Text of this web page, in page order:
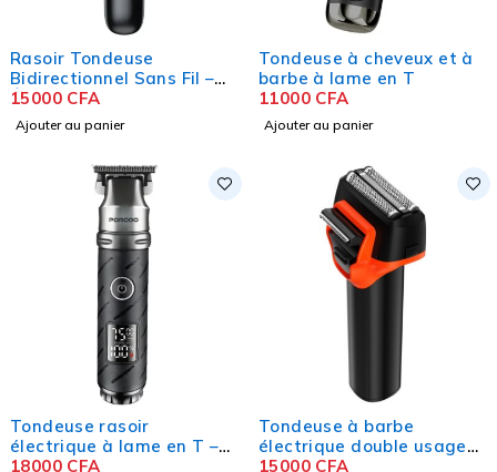
Rasoir Tondeuse
Bidirectionnel Sans Fil –
Étanche IPX7
15000 CFA
Ajouter au panier
Tondeuse à cheveux et à
barbe à lame en T
11000 CFA
Ajouter au panier
Tondeuse rasoir
électrique à lame en T –
Corps en alliage de zinc
18000 CFA
Tondeuse à barbe
électrique double usage
avec écran numérique
15000 CFA